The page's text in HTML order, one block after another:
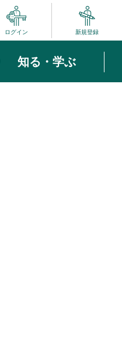
ログイン 新規登録
知る・学ぶ